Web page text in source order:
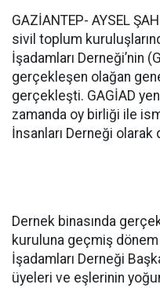
GAZİANTEP- AYSEL
sivil toplum
İşadamları Derneği’nin
gerçekleşen olağan
gerçekleşti. GAGİAD
zamanda oy birliği ile
İnsanları Derneği
Dernek binasında
kuruluna geçmiş dönem
İşadamları Derneği
üyeleri ve eşlerinin